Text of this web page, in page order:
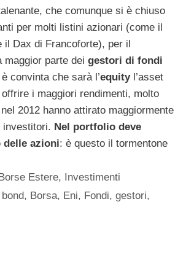
che comunque si è chiuso
per molti listini azionari (come il
il Dax di Francoforte), per il
maggior parte dei gestori di fondi
è convinta che sarà l’equityl’asset
i maggiori rendimenti, molto
2012 hanno attirato maggiormente
investitori. Nel portfolio deve
delle azioni: è questo il tormentone
Borse Estere,
Investimenti
bond, Borsa, Eni, Fondi,gestori,